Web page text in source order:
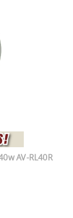
AV-RL40R